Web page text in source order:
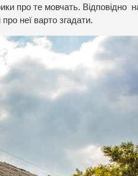
про те мовчать. Відповідно
неї варто згадати.